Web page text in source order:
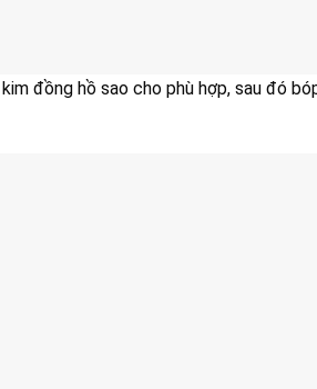
đồng hồ sao cho phù hợp, sau đó